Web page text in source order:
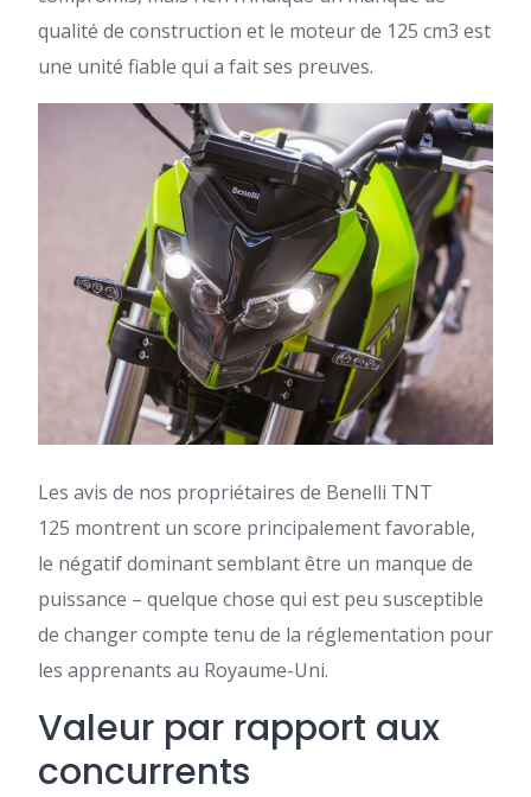
qualité de construction et le moteur de 125 cm3 est
une unité fiable qui a fait ses preuves.
Les avis de nos propriétaires de Benelli TNT
125 montrent un score principalement favorable,
le négatif dominant semblant être un manque de
puissance – quelque chose qui est peu susceptible
de changer compte tenu de la réglementation pour
les apprenants au Royaume-Uni.
Valeur par rapport aux
concurrents